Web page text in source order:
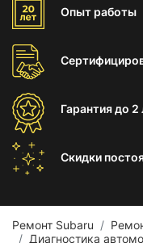
Опыт работы
Гарантиядо 2
Скидки
Ремонт Subaru
Диагностика